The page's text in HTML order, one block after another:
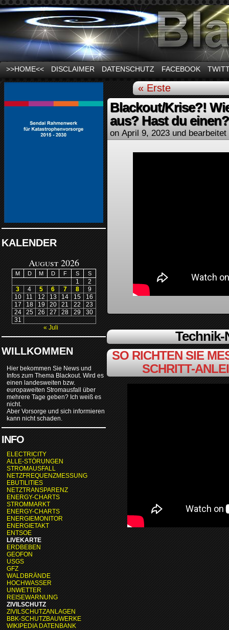
News und Infos zum Thema Stromausfall
>>HOME<< DISCLAIMER DATENSCHUTZ FACEBOOK
KALENDER
August 2026
M D M D F S S
1
2
3
4 5 6 7 8
9
10
11 12 13 14 15
16
17
18 19 20 21 22
23
24
25 26 27 28 29
30
31
« Juli
WILLKOMMEN
Hier bekommen Sie News und
Infos zum Thema Blackout. Wird es
einen landesweiten bzw.
europaweiten Stromausfall über
mehrere Tage geben? Ich weiß es
nicht.
Aber Vorsorge und sich informieren
kann nicht schaden.
INFO
ELECTRICITY
ALLE-STÖRUNGEN
STROMAUSFALL
NETZFREQUENZMESSUNG
EBUTILITIES
NETZTRANSPARENZ
ENERGY-CHARTS
STROMMARKT
ENERGY-CHARTS
ENERGIEMONITOR
ENERGIETAKT
ENTSOE
LIVEKARTE
ERDBEBEN
GEOFON
USGS
GFZ
WALDBRÄNDE
HOCHWASSER
UNWETTER
REISEWARNUNG
ZIVILSCHUTZ
ZIVILSCHUTZANLAGEN
BBK-SCHUTZBAUWERKE
WIKIPEDIA DATENBANK
« Erste
Blackout/Krise?!
aus? Hast du einen?
on April 9, 2023 und
SO RICHTEN SIE
SCHRITT-